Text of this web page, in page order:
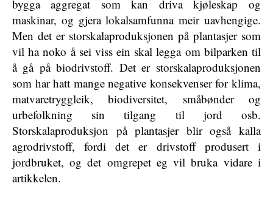
bygga aggregat som kan driva kjøleskap og
maskinar, og gjera lokalsamfunna meir uavhengige.
Men det er storskalaproduksjonen på plantasjer som
vil ha noko å sei viss ein skal legga om bilparken til
å gå på biodrivstoff. Det er storskalaproduksjonen
som har hatt mange negative konsekvenser for klima,
matvaretryggleik, biodiversitet, småbønder og
urbefolkning sin tilgang til jord osb.
Storskalaproduksjon på plantasjer blir også kalla
agrodrivstoff, fordi det er drivstoff produsert i
jordbruket, og det omgrepet eg vil bruka vidare i
artikkelen.